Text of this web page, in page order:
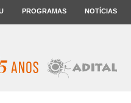
PROGRAMAS NOTÍCIAS